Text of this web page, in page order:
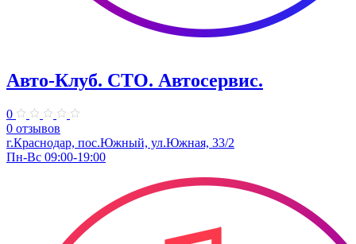
Авто-Клуб. СТО. Автосервис.
0
0 отзывов
г.Краснодар, пос.Южный, ул.Южная, 33/2
Пн-Вс 09:00-19:00